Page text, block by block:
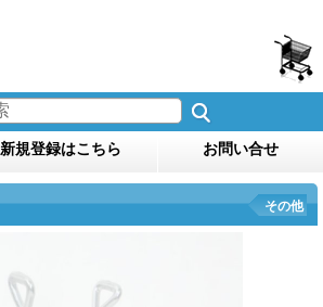
新規登録はこちら お問い合せ
その他